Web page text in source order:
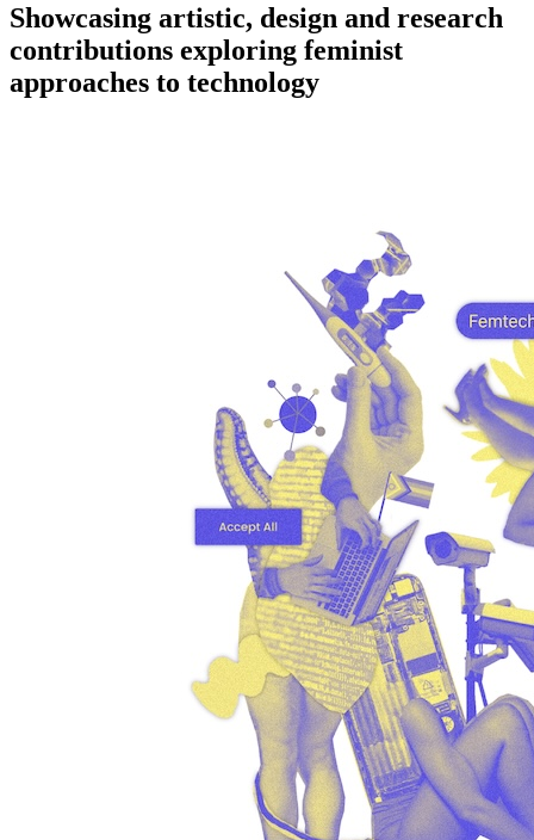
Showcasing artistic, design and research
contributions exploring feminist
approaches to technology